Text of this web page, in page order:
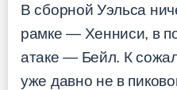
В сборной Уэльса
рамке — Хенниси, в
атаке — Бейл. К
уже давно не в